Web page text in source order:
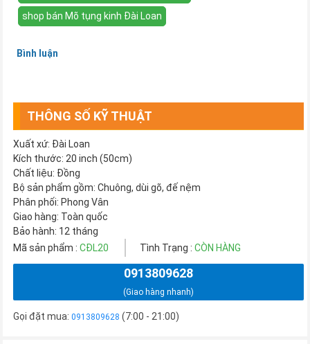
shop bán Mõ tụng kinh Đài Loan
Bình luận
THÔNG SỐ KỸ THUẬT
Xuất xứ: Đài Loan
Kích thước: 20 inch (50cm)
Chất liệu: Đồng
Bộ sản phẩm gồm: Chuông, dùi gõ, đế nệm
Phân phối: Phong Vân
Giao hàng: Toàn quốc
Bảo hành: 12 tháng
Mã sản phẩm :CĐL20 Tình Trạng : CÒN HÀNG
0913809628
(Giao hàng nhanh)
Gọi đặt mua:0913809628 (7:00 - 21:00)